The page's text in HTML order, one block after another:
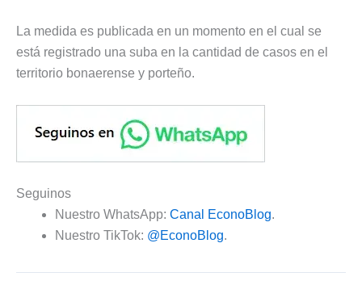
La medida es publicada en un momento en el cual se
está registrado una suba en la cantidad de casos en el
territorio bonaerense y porteño.
Seguinos
Nuestro WhatsApp: Canal EconoBlog.
Nuestro TikTok: @EconoBlog.